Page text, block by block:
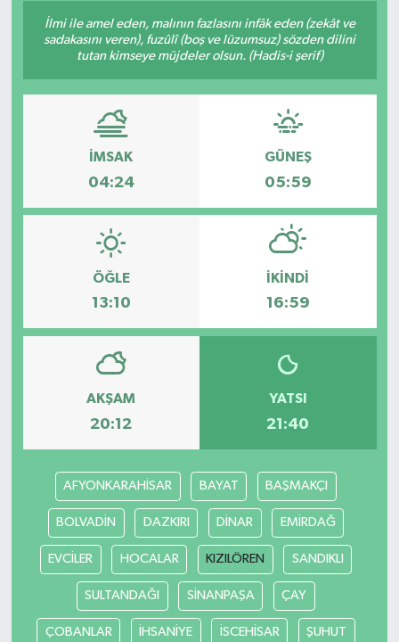
İlmi ile amel eden, malının fazlasını infâk eden (zekât ve
sadakasını veren), fuzûlî (boş ve lüzumsuz) sözden dilini
tutan kimseye müjdeler olsun. (Hadis-i şerif)
İMSAK
04:24
GÜNEŞ
05:59
ÖĞLE
13:10
İKINDI
16:59
AKŞAM
20:12
YATSI
21:40
AFYONKARAHİSAR BAYAT BAŞMAKÇI
BOLVADİN DAZKIRI DİNAR EMİRDAĞ
EVCİLER HOCALAR KIZILÖREN SANDIKLI
SULTANDAĞI SİNANPAŞA ÇAY
ÇOBANLAR İHSANİYE İSCEHİSAR ŞUHUT
Son Dakika
Teknoloji